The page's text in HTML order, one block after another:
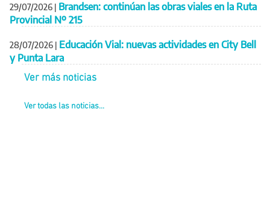
29/07/2026 | Brandsen: continúan las obras viales en la Ruta
Provincial Nº 215
28/07/2026 | Educación Vial: nuevas actividades en City Bell
y Punta Lara
Ver más noticias
Ver todas las noticias...